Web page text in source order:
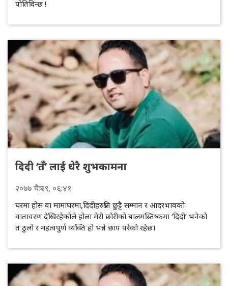
पोतिदिन्छ !
दिदी ‘तँ’ लाई धेरै शुभकामना
२०७७चैत्र२९, ०६:४१
घरमा होस वा मामाघरमा,दिदीहरुप्रति छुट्टै सम्मान र आदरभावको
वातावरण देखिरहेकोले होला मेरी छोरीको बालमस्तिष्कमा ‘दिदी’ भनेको
त ठुलो र महत्वपुर्ण व्यक्ति हो भन्ने छाप परेको रहेछ।